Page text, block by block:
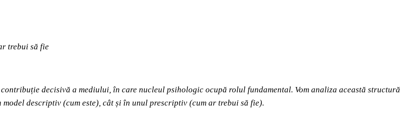
trebui să fie
decisivă a mediului, în care nucleul psihologic ocupă rolul fundamental. Vom analiza această structură
descriptiv (cum este), cât și în unul prescriptiv (cum ar trebui să fie).